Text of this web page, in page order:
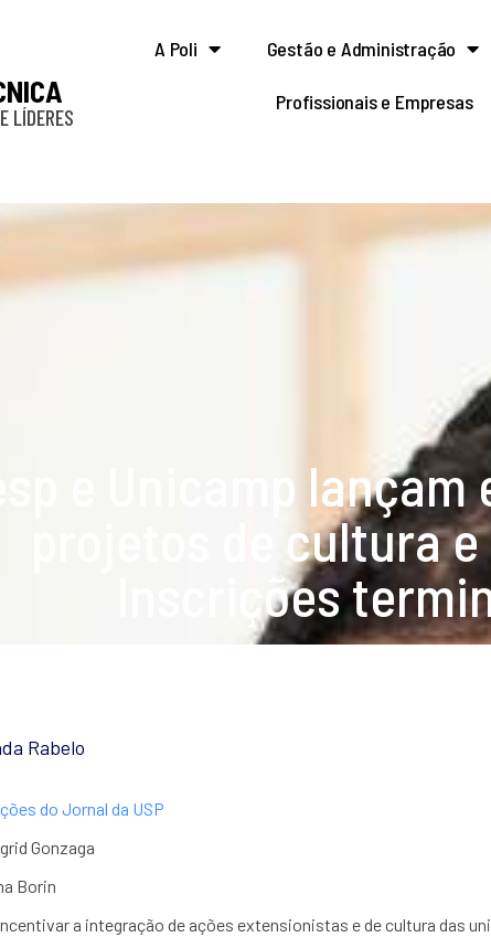
LÍDERES
A Poli Gestão e Administração
Profissionais e Empresas
e Unicamp
projetos de cultura
Inscrições
Rabelo
do Jornal da USP
Gonzaga
Borin
a integração de ações extensionistas e de cultura das